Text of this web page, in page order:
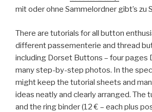
mit oder ohne Sammelordner gibt’s zu
There are tutorials for all button
different passementerie and thread
including Dorset Buttons – four pages
many step-by-step photos. In the
might keep the tutorial sheets and
ideas neatly and clearly arranged. The
and the ring binder (12 € – each plus